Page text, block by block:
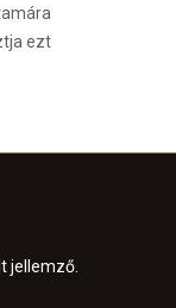
ezt
jellemző.